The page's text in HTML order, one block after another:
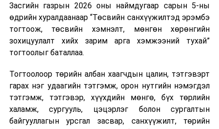
Шинэ хууль Францын зах зээлд үйлчилдэг гадаадын
дуудлагын төвүүдэд нөлөөлөхөөр байна. Тухайлбал,
Мароккогийн дуудлагын төвүүдийн орлогын 80 гаруй
хувь Францын зах зээлээс бүрддэг бөгөөд тус улсын
40–50 мянган ажлын байр эрсдэлд орж болзошгүйг
Засгийн газрын 2026 оны наймдугаар сарын 5-ны
өдрийн хуралдаанаар “Төсвийн санхүүжилтэд эрэмбэ
тогтоож, төсвийн хэмнэлт, мөнгөн хөрөнгийн
зохицуулалт хийх зарим арга хэмжээний тухай”
тогтоолыг баталлаа.
Тогтоолоор төрийн албан хаагчдын цалин, тэтгэвэрт
гарах нэг удаагийн тэтгэмж, орон нутгийн нэмэгдэл
тэтгэмж, тэтгэвэр, хүүхдийн мөнгө, бүх төрлийн
халамж, сургууль, цэцэрлэг болон сургалтын
байгууллагын урсгал засвар, санхүүжилт, төрийн